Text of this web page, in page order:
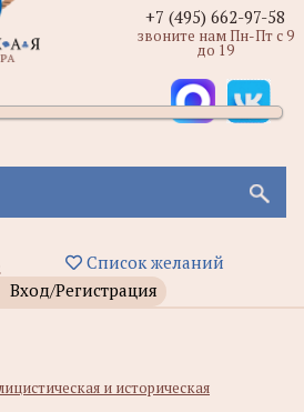
Список желаний
Вход/Регистрация
+7 (495) 662-97-58
звоните нам Пн-Пт с 9
до 19
и историческая